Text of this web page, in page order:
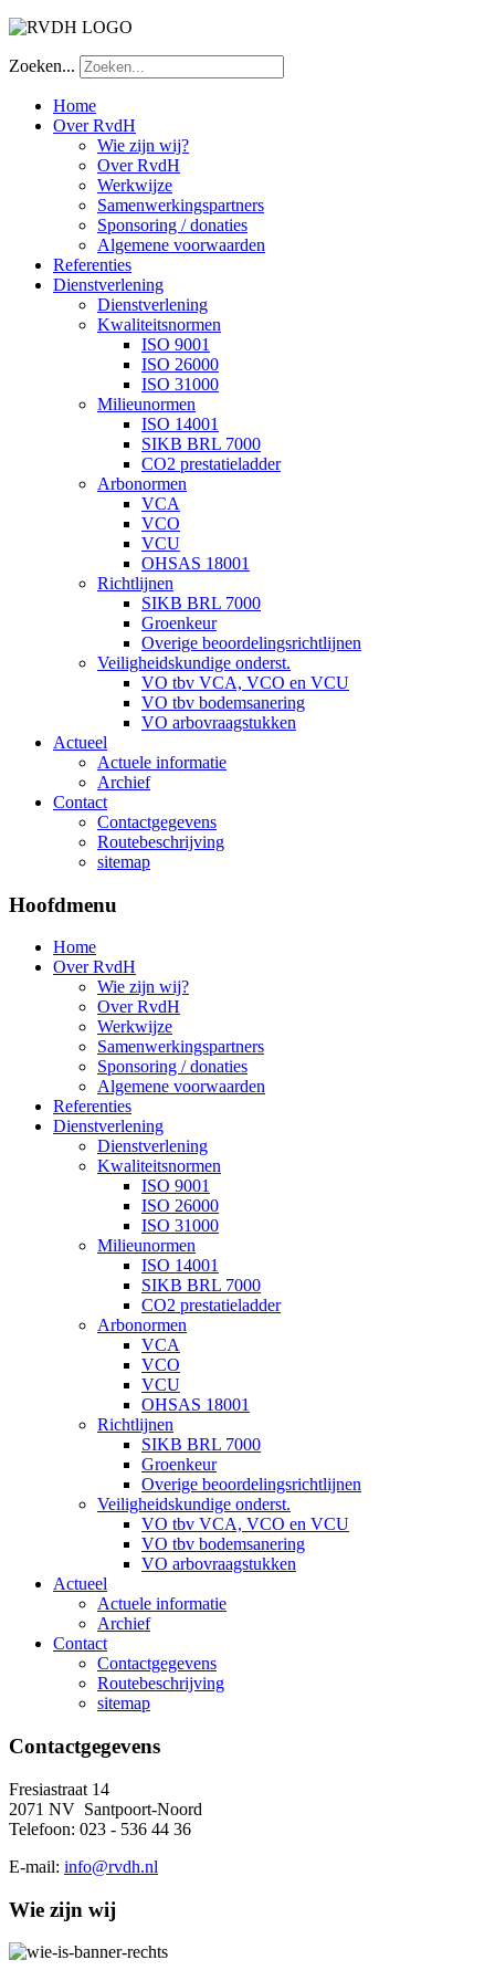
Zoeken...
Home
Over RvdH
Wie zijn wij?
Over RvdH
Werkwijze
Samenwerkingspartners
Sponsoring / donaties
Algemene voorwaarden
Referenties
Dienstverlening
Dienstverlening
Kwaliteitsnormen
ISO 9001
ISO 26000
ISO 31000
Milieunormen
ISO 14001
SIKB BRL 7000
CO2 prestatieladder
Arbonormen
VCA
VCO
VCU
OHSAS 18001
Richtlijnen
SIKB BRL 7000
Groenkeur
Overige beoordelingsrichtlijnen
Veiligheidskundige onderst.
VO tbv VCA, VCO en VCU
VO tbv bodemsanering
VO arbovraagstukken
Actueel
Actuele informatie
Archief
Contact
Contactgegevens
Routebeschrijving
sitemap
Hoofdmenu
Home
Over RvdH
Wie zijn wij?
Over RvdH
Werkwijze
Samenwerkingspartners
Sponsoring / donaties
Algemene voorwaarden
Referenties
Dienstverlening
Dienstverlening
Kwaliteitsnormen
ISO 9001
ISO 26000
ISO 31000
Milieunormen
ISO 14001
SIKB BRL 7000
CO2 prestatieladder
Arbonormen
VCA
VCO
VCU
OHSAS 18001
Richtlijnen
SIKB BRL 7000
Groenkeur
Overige beoordelingsrichtlijnen
Veiligheidskundige onderst.
VO tbv VCA, VCO en VCU
VO tbv bodemsanering
VO arbovraagstukken
Actueel
Actuele informatie
Archief
Contact
Contactgegevens
Routebeschrijving
sitemap
Contactgegevens
Fresiastraat 14
2071 NV Santpoort-Noord
Telefoon: 023 - 536 44 36
E-mail: info@rvdh.nl
Wie zijn wij